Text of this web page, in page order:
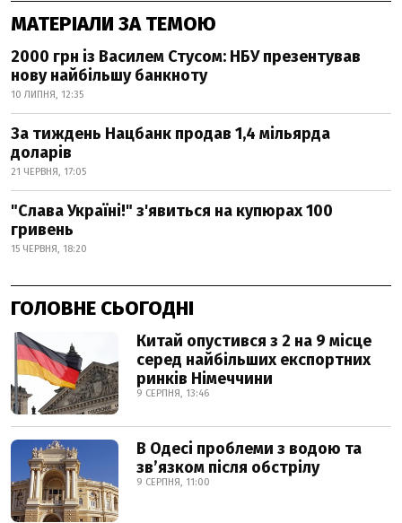
МАТЕРІАЛИ ЗА ТЕМОЮ
2000 грн із Василем Стусом: НБУ презентував
нову найбільшу банкноту
10 ЛИПНЯ, 12:35
За тиждень Нацбанк продав 1,4 мільярда
доларів
21 ЧЕРВНЯ, 17:05
"Слава Україні!" з'явиться на купюрах 100
гривень
15 ЧЕРВНЯ, 18:20
ГОЛОВНЕ СЬОГОДНІ
Китай опустився з 2 на 9 місце
серед найбільших експортних
ринків Німеччини
9 СЕРПНЯ, 13:46
В Одесі проблеми з водою та
звʼязком після обстрілу
9 СЕРПНЯ, 11:00